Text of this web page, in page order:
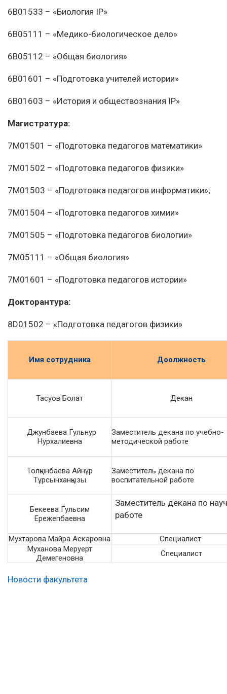
6В01533 – «Биология IP»
6В05111 – «Медико-биологическое дело»
6В05112 – «Общая биология»
6В01601 – «Подготовка учителей истории»
6В01603 – «История и обществознания IP»
Магистратура:
7М01501 – «Подготовка педагогов математики»
7М01502 – «Подготовка педагогов физики»
7М01503 – «Подготовка педагогов информатики»;
7М01504 – «Подготовка педагогов химии»
7М01505 – «Подготовка педагогов биологии»
7М05111 – «Общая биология»
7М01601 – «Подготовка педагогов истории»
Докторантура:
8D01502 – «Подготовка педагогов физики»
Имя сотрудника Доолжность
Тасуов Болат Декан
Джунбаева Гульнур
Нурхалиевна
Заместитель декана по учебно-
методической работе
Толқынбаева Айнұр
Тұрсынханқызы
Заместитель декана по
воспитательной работе
Бекеева Гульсим
Ережепбаевна
Заместитель декана по
работе
Мухтарова Майра Аскаровна
Специалист
Муханова Меруерт
Демегеновна
Специалист
Новости факультета